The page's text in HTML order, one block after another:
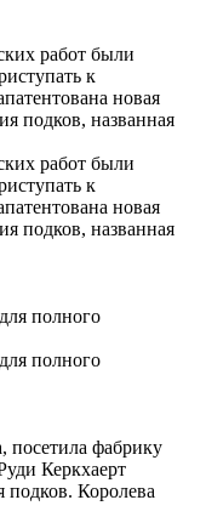
работ были
к
новая
подков, названная
работ были
к
новая
подков, названная
полного
полного
посетила фабрику
Керкхаерт
подков. Королева